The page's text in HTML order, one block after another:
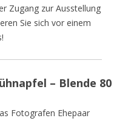
Zugang zur Ausstellung
Sie sich vor einem
– Blende 80
Fotografen Ehepaar